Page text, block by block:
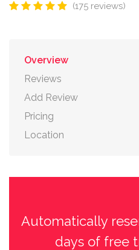
(175 reviews)
Overview
Reviews
Add Review
Pricing
Location
Automatically
days of free